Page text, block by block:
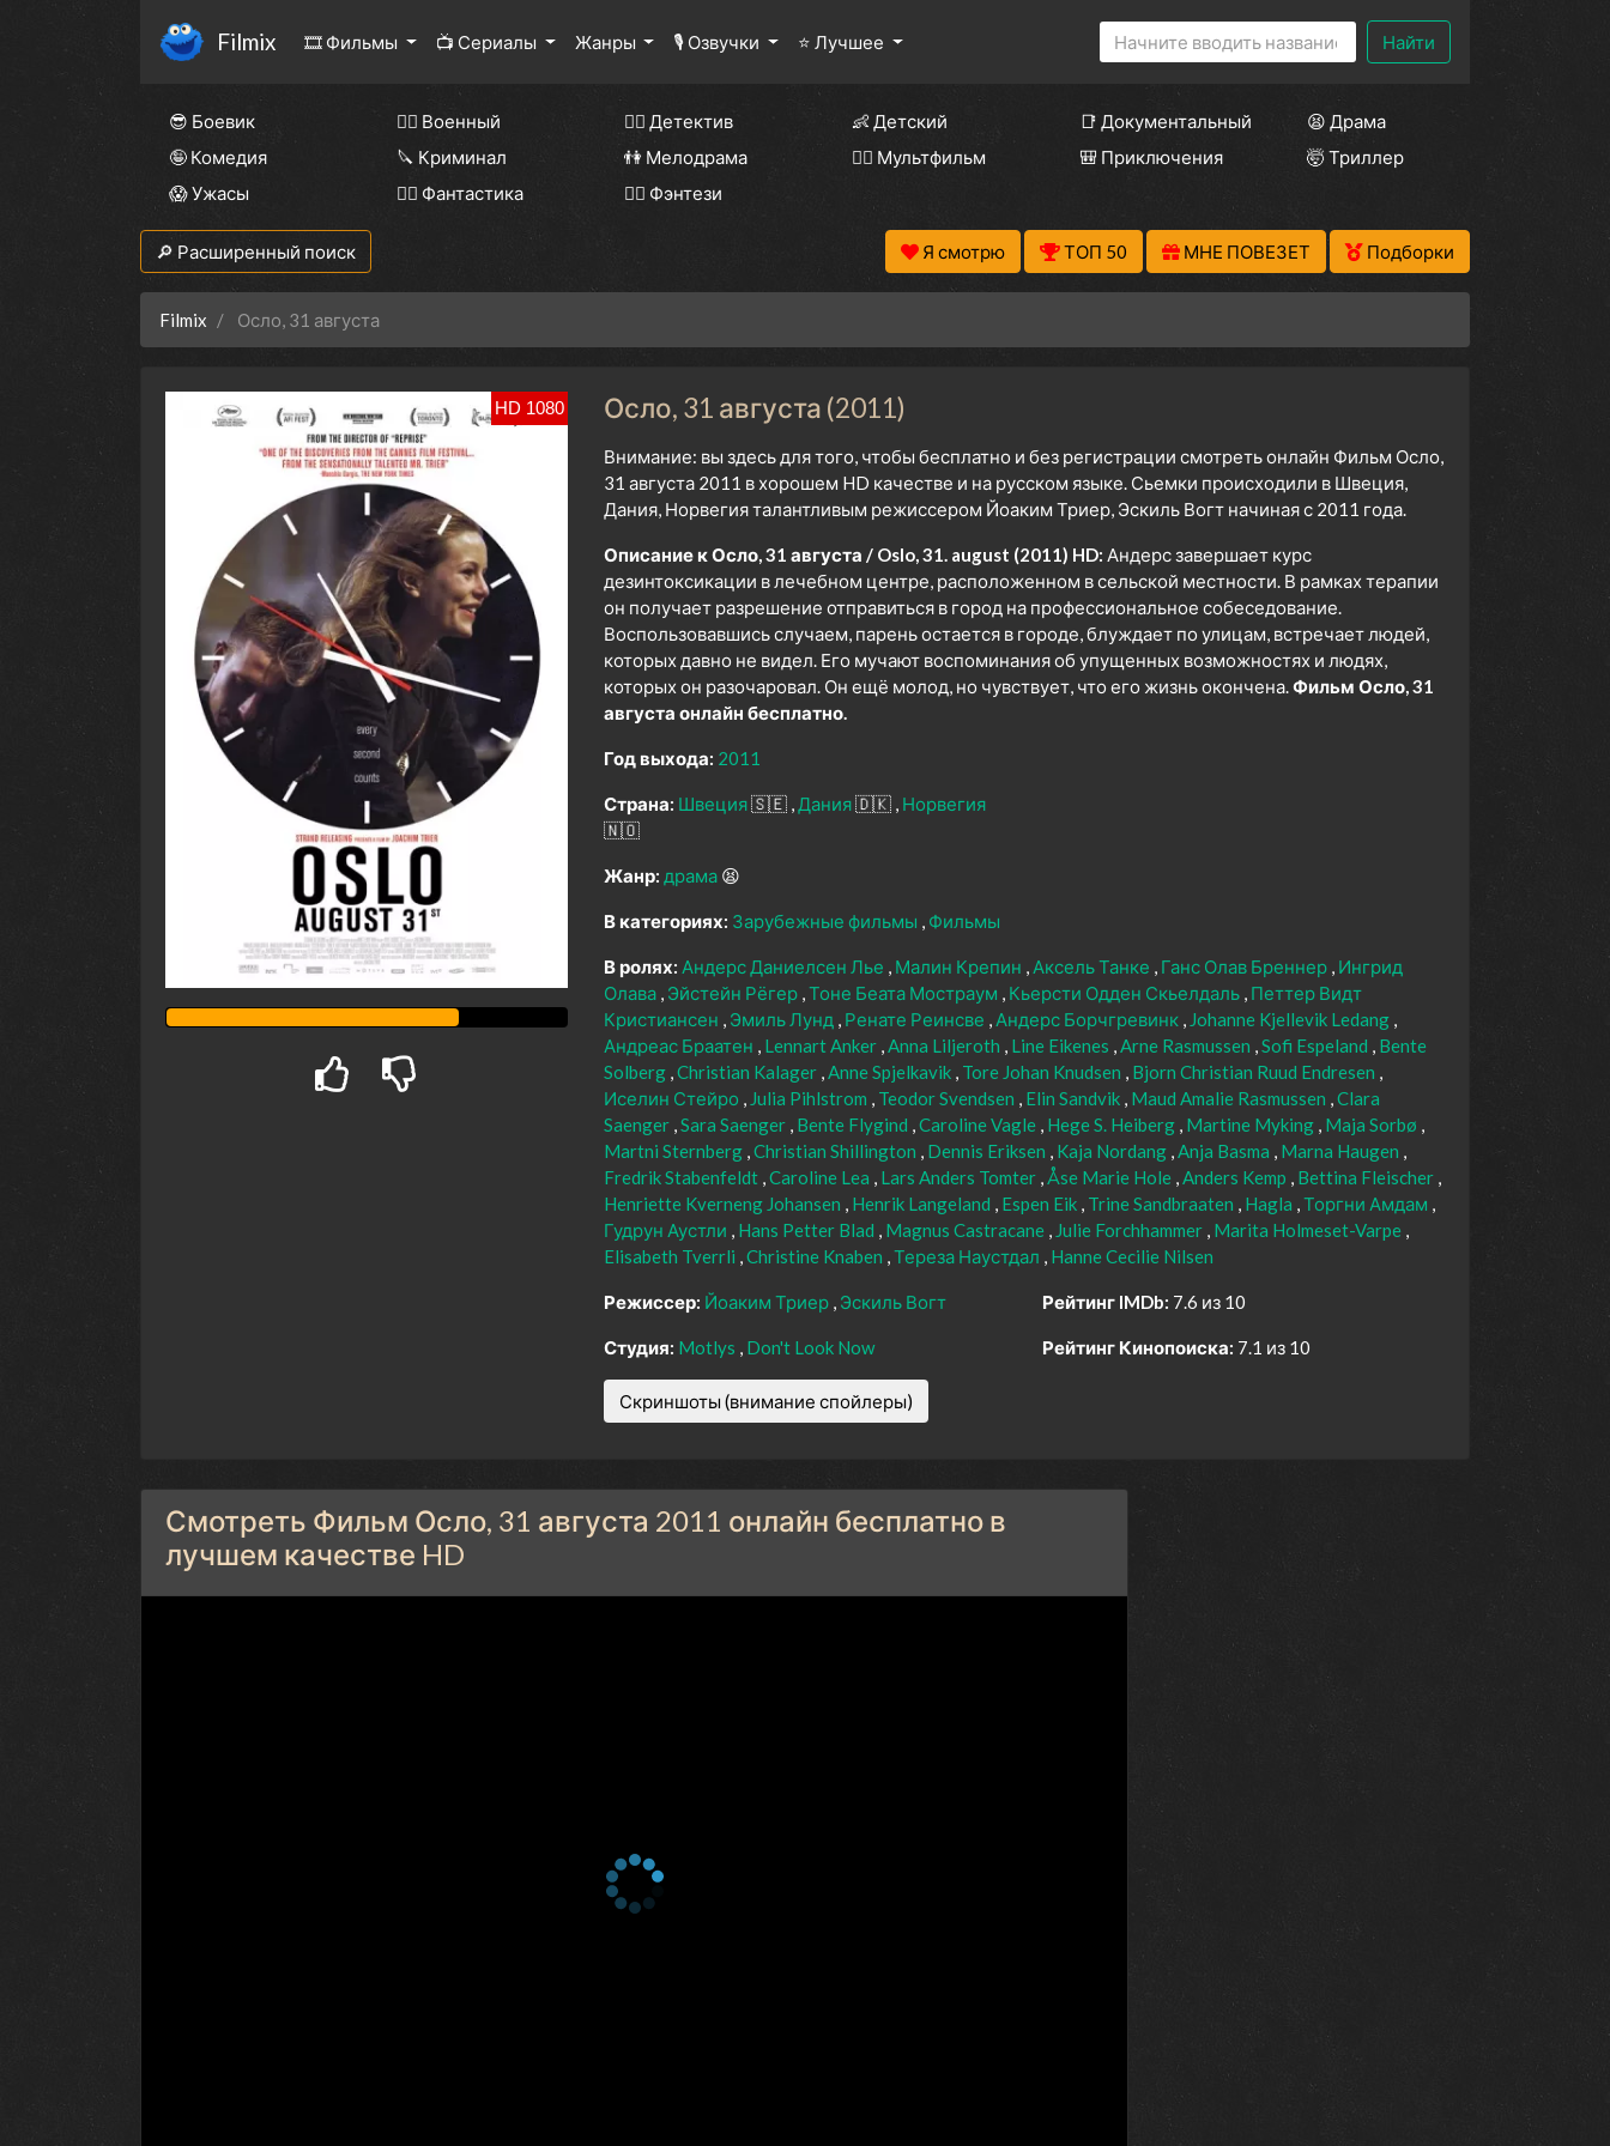
Filmix 🎞 Фильмы 📺 Сериалы Жанры 🎙 Озвучки ⭐ Лучшее Найти
😎 Боевик 👨‍✈️ Военный 🕵️‍♂️ Детектив 👶 Детский 📑 Документальный
😫 Драма
🤪 Комедия
🔪 Криминал 👫 Мелодрама 🧚‍♀️ Мультфильм 🎒 Приключения
🤯 Триллер
😱 Ужасы
🧙‍♀️ Фантастика 🧝‍♂️ Фэнтези
🔎 Расширенный поиск Я смотрю ТОП 50 МНЕ ПОВЕЗЕТ Подборки
Filmix Осло, 31 августа
HD 1080 Осло, 31 августа (2011)
Внимание: вы здесь для того, чтобы бесплатно и без регистрации смотреть онлайн Фильм Осло,
31 августа 2011 в хорошем HD качестве и на русском языке. Сьемки происходили в Швеция,
Дания, Норвегия талантливым режиссером Йоаким Триер, Эскиль Вогт начиная с 2011 года.
Описание к Осло, 31 августа / Oslo, 31. august (2011) HD: Андерс завершает курс
дезинтоксикации в лечебном центре, расположенном в сельской местности. В рамках терапии
он получает разрешение отправиться в город на профессиональное собеседование.
Воспользовавшись случаем, парень остается в городе, блуждает по улицам, встречает людей,
которых давно не видел. Его мучают воспоминания об упущенных возможностях и людях,
которых он разочаровал. Он ещё молод, но чувствует, что его жизнь окончена.Фильм Осло, 31
августа онлайн бесплатно.
Год выхода: 2011
Страна: Швеция🇸🇪 Дания🇩🇰 Норвегия
🇳🇴
Жанр: драма 😫
В категориях: Зарубежные фильмы Фильмы
В ролях: Андерс Даниелсен Лье Малин Крепин Аксель Танке Ганс Олав Бреннер Ингрид
Олава Эйстейн Рёгер Тоне Беата Мостраум Кьерсти Одден Скьелдаль Петтер Видт
Кристиансен
Эмиль Лунд Ренате Реинсве Андерс Борчгревинк
Johanne Kjellevik Ledang
Андреас Браатен
Lennart Anker Anna Liljeroth Line Eikenes Arne Rasmussen Sofi Espeland
Bente
Solberg Christian Kalager Anne Spjelkavik Tore Johan Knudsen
Bjorn Christian Ruud Endresen
Иселин Стейро
Julia Pihlstrom Teodor Svendsen Elin Sandvik Maud Amalie Rasmussen Clara
Saenger Sara Saenger Bente Flygind Caroline Vagle Hege S. Heiberg Martine Myking Maja Sorbø
Martni Sternberg Christian Shillington Dennis Eriksen Kaja Nordang Anja Basma
Marna Haugen
Fredrik Stabenfeldt Caroline Lea Lars Anders Tomter Åse Marie Hole Anders Kemp
Bettina Fleischer
Henriette Kverneng Johansen
Henrik Langeland Espen Eik Trine Sandbraaten Hagla Торгни Амдам
Гудрун Аустли
Hans Petter Blad Magnus Castracane Julie Forchhammer Marita Holmeset-Varpe
Elisabeth Tverrli Christine Knaben Тереза Наустдал Hanne Cecilie Nilsen
Режиссер: Йоаким Триер Эскиль Вогт
Студия: Motlys Don't Look Now
Рейтинг IMDb: 7.6 из 10
Рейтинг Кинопоиска: 7.1 из 10
Скриншоты (внимание спойлеры)
Смотреть Фильм Осло, 31 августа 2011 онлайн бесплатно в
лучшем качестве HD